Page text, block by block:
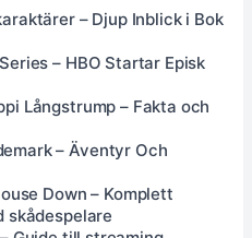
– Djup Inblick i Bok
– HBO Startar Episk
Långstrump – Fakta och
– Äventyr Och
Down – Komplett
skådespelare